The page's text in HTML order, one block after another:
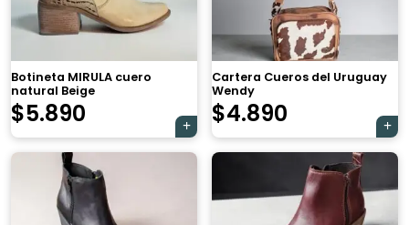
Botineta MIRULA cuero
natural Beige
$5.890
Cartera Cueros del Uruguay
Wendy
$4.890